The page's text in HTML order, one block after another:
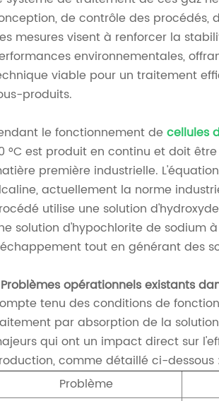
de contrôle des procédés,
mesures visent à renforcer la
environnementales,
viable pour un traitement
produits.
le fonctionnement de cellules
°C est produit en continu et doit
première industrielle.
actuellement la norme
utilise une solution
solution d'hypochlorite de sodium
tout en générant des
Problèmes opérationnels existants
tenu des conditions de
par absorption de la
qui ont un impact direct sur
comme détaillé ci-dessous :
Problème